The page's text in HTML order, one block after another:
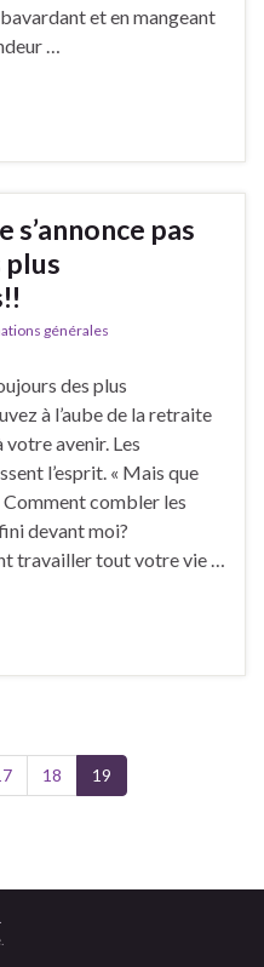
et en mangeant
…
s’annonce pas
générales
des plus
à l’aube de la retraite
votre avenir. Les
l’esprit. « Mais que
combler les
devant moi?
travailler tout votre vie …
18 19